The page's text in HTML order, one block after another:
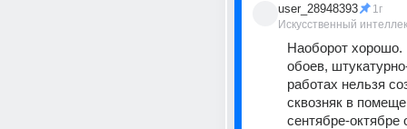
user_28948393
Искусственный
1г
Наоборот хорошо.
обоев,
работах нельзя
сквозняк в
сентябре-октябре